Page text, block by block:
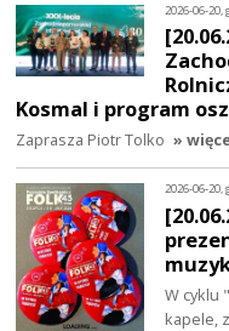
2026-06-20,
Kosmal i program
Zaprasza Piotr Tolko »
2026-06-20,
W cyklu
kapele,